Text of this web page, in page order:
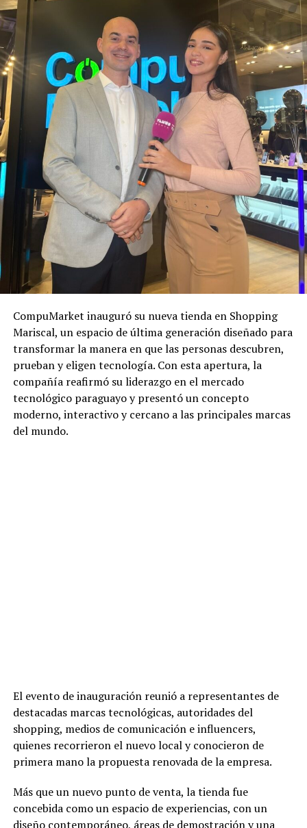
CompuMarket inauguró su nueva tienda en Shopping
Mariscal, un espacio de última generación diseñado para
transformar la manera en que las personas descubren,
prueban y eligen tecnología. Con esta apertura, la
compañía reafirmó su liderazgo en el mercado
tecnológico paraguayo y presentó un concepto
moderno, interactivo y cercano a las principales marcas
del mundo.
El evento de inauguración reunió a representantes de
destacadas marcas tecnológicas, autoridades del
shopping, medios de comunicación e influencers,
quienes recorrieron el nuevo local y conocieron de
primera mano la propuesta renovada de la empresa.
Más que un nuevo punto de venta, la tienda fue
concebida como un espacio de experiencias, con un
diseño contemporáneo, áreas de demostración y una